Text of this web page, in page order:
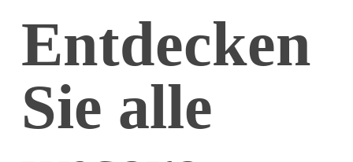
Entdecken
Sie alle